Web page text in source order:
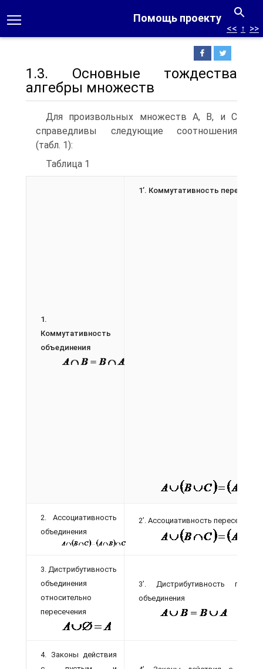
Помощь проекту
<< ↑ >>
1.3. Основные тождества
алгебры множеств
Для произвольных множеств А, В, и С
справедливы следующие соотношения
(табл. 1):
Таблица 1
1.
Коммутативность
объединения
1’. Коммутативность
2. Ассоциативность
объединения
2’. Ассоциативность пересечения
3. Дистрибутивность
объединения
относительно
пересечения
3’. Дистрибутивность
объединения
4. Законы действия